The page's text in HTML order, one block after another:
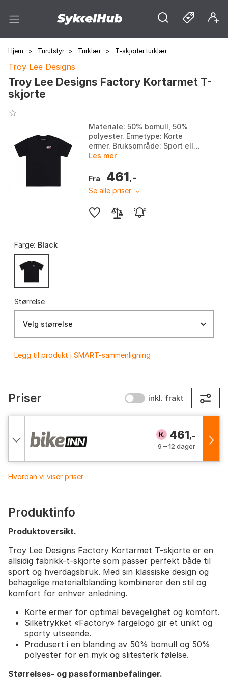
Hjem > Turutstyr > Turklær > T-skjorter turklær
Troy Lee Designs
Troy Lee Designs Factory Kortarmet T-
skjorte
Materiale: 50% bomull, 50%
polyester. Ermetype: Korte
ermer. Bruksområde: Sport eller
hverdagsbruk. Design:
fargelogo. Farge: Black. Stør...
Les mer
Fra 461,-
Se alle priser
Farge: Black
Størrelse
Velg størrelse
Legg til produkt i SMART-sammenligning
Priser inkl. frakt
461,-
9 – 12 dager
Hvordan vi viser priser
Produktinfo
Produktoversikt.
Troy Lee Designs Factory Kortarmet T-skjorte er en
allsidig fabrikk-t-skjorte som passer perfekt både til
sport og hverdagsbruk. Med sin klassiske design og
behagelige materialblanding kombinerer den stil og
komfort for enhver anledning.
Korte ermer for optimal bevegelighet og komfort.
Silketrykket «Factory» fargelogo gir et unikt og
sporty utseende.
Produsert i en blanding av 50% bomull og 50%
polyester for en myk og slitesterk følelse.
Størrelses- og passformanbefalinger.